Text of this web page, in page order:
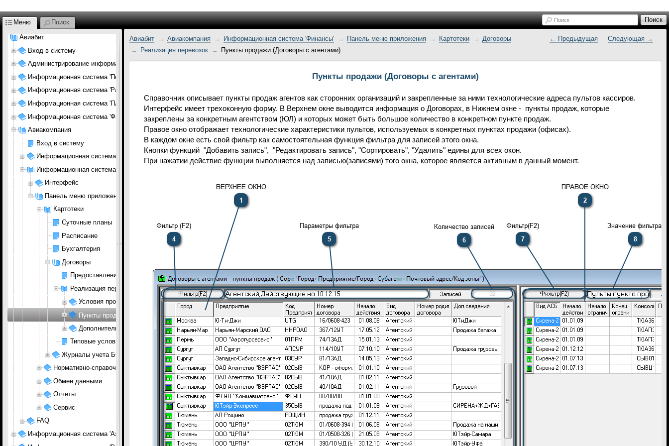
Меню
Поиск
Авиабит
Вход в систему
Администрирование информационной системы
Информационная система 'Персонал АК'
Информационная система 'Расписание'
Информационная система 'Планирование АК'
Информационная система 'Финансы АК'
Авиакомпания
Вход в систему
Информационная система 'Планирование АК'
Информационная система 'Финансы'
Интерфейс
Панель меню приложения
Картотеки
Суточные планы
Расписание
Бухгалтерия
Договоры
Предоставление услуг
Реализация перевозок
Условия продажи (Договоры с агентами)
Пункты продажи (Договоры с агентами)
Дополнительные условия
Типовые условия
Журналы учета БСО
Нормативно-справочная информация (НСИ)
Обмен данными
Отчеты
Сервис
FAQ
Информационная система 'Аэропорт'
Поиск Поиск
Авиабит Авиакомпания Информационная система 'Финансы' Панель меню приложения Картотеки
Договоры
Реализация перевозок
Пункты продажи (Договоры с агентами)
← Предыдущая Следующая →
Пункты продажи (Договоры с агентами)
Справочник описывает пункты продаж агентов как сторонних организаций и закрепленные за ними технологические адреса пультов кассиров.
Интерфейс имеет трехоконную форму. В Верхнем окне выводится информация о Договорах, в Нижнем окне - пункты продаж, которые
закреплены за конкретным агентством (ЮЛ) и которых может быть большое количество в конкретном пункте продаж.
Правое окно отображает технологические характеристики пультов, используемых в конкретных пунктах продажи (офисах).
В каждом окне есть свой фильтр как самостоятельная функция фильтра для записей этого окна.
Кнопки функций "Добавить запись", "Редактировать запись", "Сортировать", "Удалить" едины для всех окон.
При нажатии действие функции выполняется над записью(записями) того окна, которое является активным в данный момент.